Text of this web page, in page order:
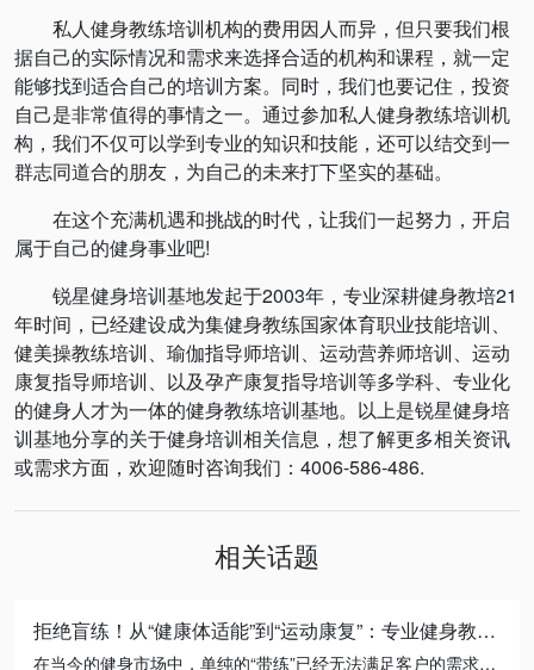
私人健身教练培训机构的费用因人而异，但只要我们根
据自己的实际情况和需求来选择合适的机构和课程，就一定
能够找到适合自己的培训方案。同时，我们也要记住，投资
自己是非常值得的事情之一。通过参加私人健身教练培训机
构，我们不仅可以学到专业的知识和技能，还可以结交到一
群志同道合的朋友，为自己的未来打下坚实的基础。
在这个充满机遇和挑战的时代，让我们一起努力，开启
属于自己的健身事业吧!
锐星健身培训基地发起于2003年，专业深耕健身教培21
年时间，已经建设成为集健身教练国家体育职业技能培训、
健美操教练培训、瑜伽指导师培训、运动营养师培训、运动
康复指导师培训、以及孕产康复指导培训等多学科、专业化
的健身人才为一体的健身教练培训基地。以上是锐星健身培
训基地分享的关于健身培训相关信息，想了解更多相关资讯
或需求方面，欢迎随时咨询我们：4006-586-486.
相关话题
拒绝盲练！从“健康体适能”到“运动康复”：专业健身教练的必修进阶之路
在当今的健身市场中，单纯的“带练”已经无法满足客户的需求。无论是减脂瓶颈期的突破，还是针对久坐人群的体态矫正， […]